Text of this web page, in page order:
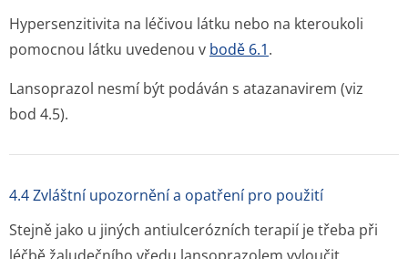
Hypersenzitivita na léčivou látku nebo na kteroukoli
pomocnou látku uvedenou v bodě 6.1.
Lansoprazol nesmí být podáván s atazanavirem (viz
bod 4.5).
4.4 Zvláštní upozornění a opatření pro použití
Stejně jako u jiných antiulcerózních terapií je třeba při